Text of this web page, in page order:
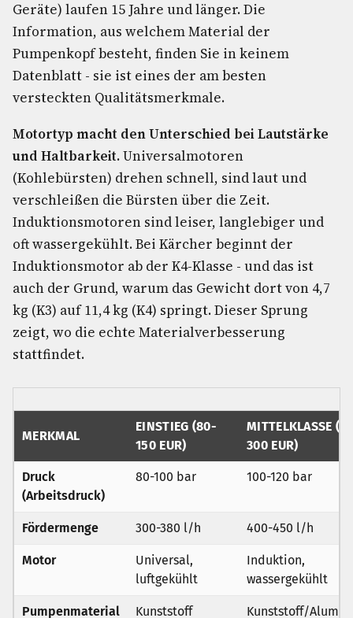
Geräte) laufen 15 Jahre und länger. Die
Information, aus welchem Material der
Pumpenkopf besteht, finden Sie in keinem
Datenblatt - sie ist eines der am besten
versteckten Qualitätsmerkmale.
Motortyp macht den Unterschied bei Lautstärke
und Haltbarkeit.Universalmotoren
(Kohlebürsten) drehen schnell, sind laut und
verschleißen die Bürsten über die Zeit.
Induktionsmotoren sind leiser, langlebiger und
oft wassergekühlt. Bei Kärcher beginnt der
Induktionsmotor ab der K4-Klasse - und das ist
auch der Grund, warum das Gewicht dort von 4,7
kg (K3) auf 11,4 kg (K4) springt. Dieser Sprung
zeigt, wo die echte Materialverbesserung
stattfindet.
MERKMAL
EINSTIEG (80-
150 EUR)
MITTELKLASSE
300 EUR)
Druck
(Arbeitsdruck)
80-100 bar 100-120 bar
Fördermenge 300-380 l/h 400-450 l/h
Motor
Universal,
luftgekühlt
Induktion,
wassergekühlt
Pumpenmaterial Kunststoff Kunststoff/